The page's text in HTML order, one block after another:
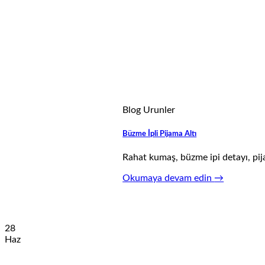
Blog Urunler
Büzme İpli Pijama Altı
Rahat kumaş, büzme ipi detayı,
Okumaya devam edin →
28
Haz